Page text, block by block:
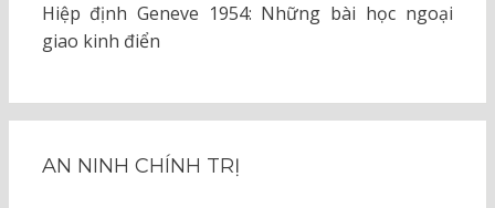
Hiệp định Geneve 1954: Những bài học ngoại
giao kinh điển
AN NINH CHÍNH TRỊ